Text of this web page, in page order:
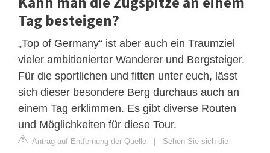
Tag besteigen?
„Top of Germany“ ist aber auch ein Traumziel
vieler ambitionierter Wanderer und Bergsteiger.
Für die sportlichen und fitten unter euch, lässt
sich dieser besondere Berg durchaus auch an
einem Tag erklimmen. Es gibt diverse Routen
und Möglichkeiten für diese Tour.
Antrag auf Entfernung der Quelle | Sehen Sie sich die